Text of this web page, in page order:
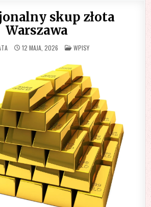
skup złota
Warszawa
12 MAJA, 2026 POSTED
IN
WPISY